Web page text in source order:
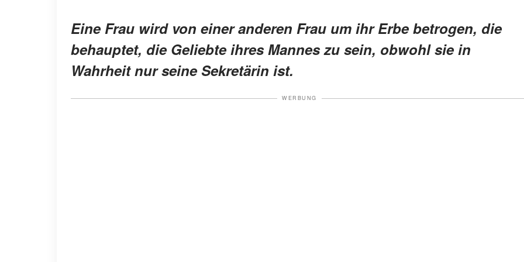
Eine Frau wird von einer anderen Frau um ihr Erbe betrogen, die
behauptet, die Geliebte ihres Mannes zu sein, obwohl sie in
Wahrheit nur seine Sekretärin ist.
WERBUNG